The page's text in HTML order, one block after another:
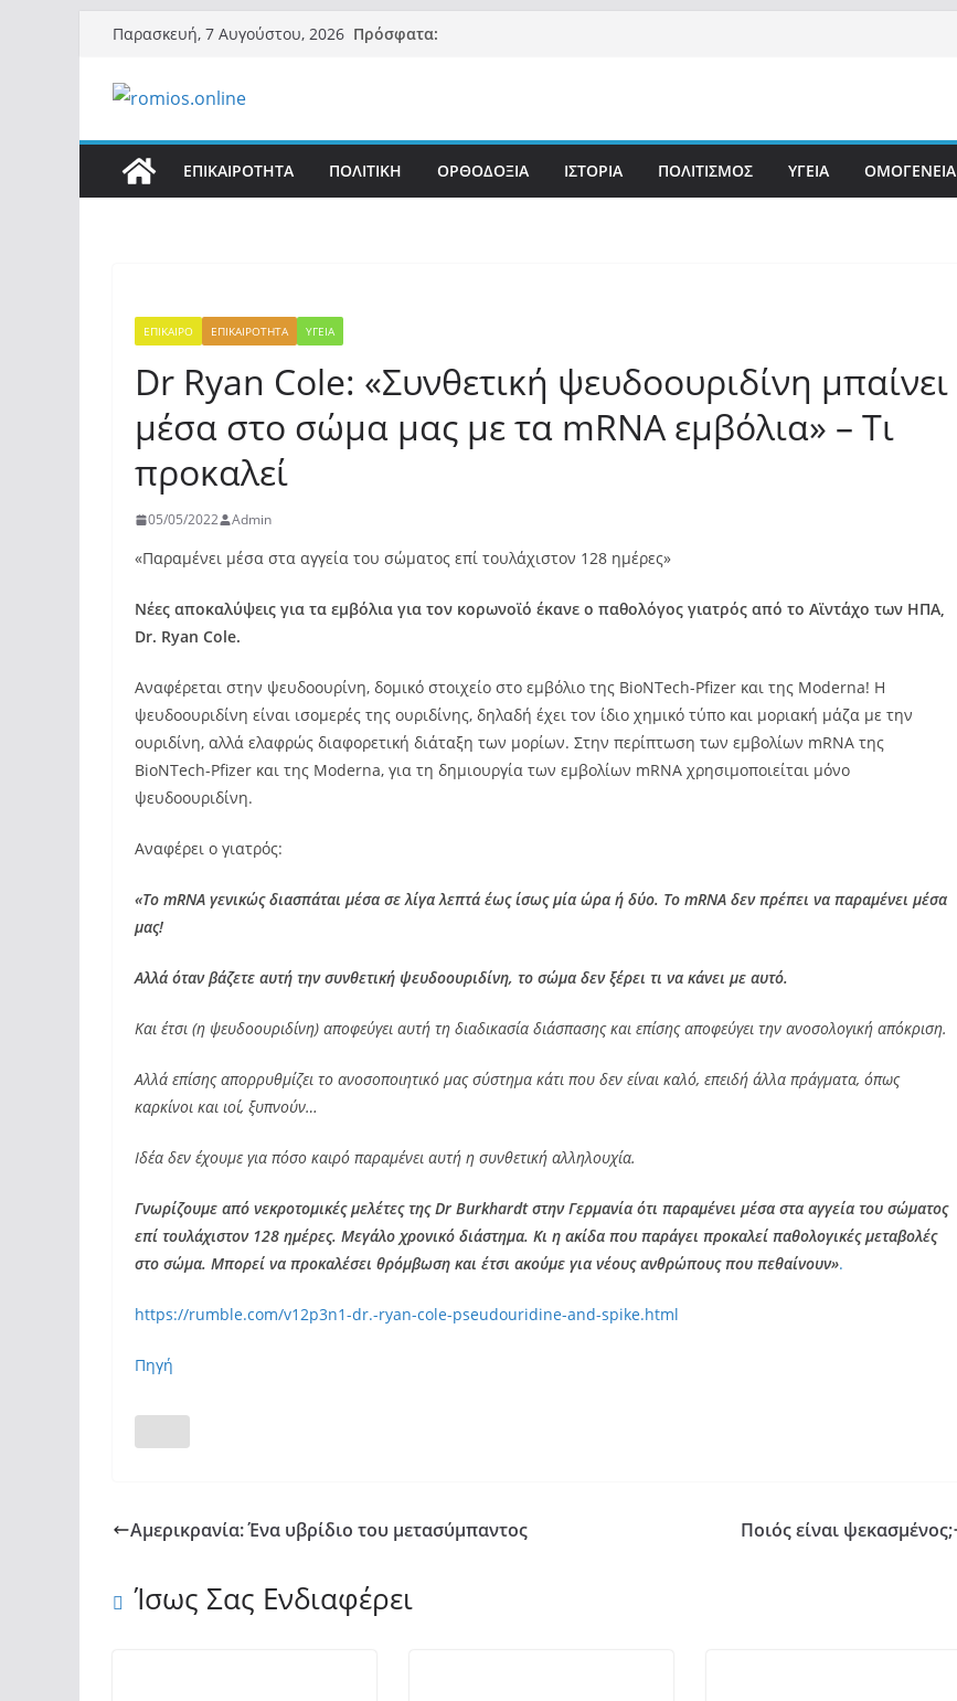
Μετάβαση
περιεχόμενο
Παρασκευή, 7 Αυγούστου, 2026 Πρόσφατα:
ΕΠΙΚΑΙΡΟΤΗΤΑ ΠΟΛΙΤΙΚΗ ΟΡΘΟΔΟΞΙΑ ΙΣΤΟΡΙΑ ΠΟΛΙΤΙΣΜΟΣ ΥΓΕΙΑ ΟΜΟΓΕΝΕΙΑ
ΕΠΙΚΑΙΡΟ ΕΠΙΚΑΙΡΟΤΗΤΑ ΥΓΕΙΑ
Dr Ryan Cole: «Συνθετική ψευδοουριδίνη μπαίνει
μέσα στο σώμα μας με τα mRNA εμβόλια» – Τι
προκαλεί
05/05/2022 Admin
«Παραμένει μέσα στα αγγεία του σώματος επί τουλάχιστον 128 ημέρες»
Νέες αποκαλύψεις για τα εμβόλια για τον κορωνοϊό έκανε ο παθολόγος γιατρός από το Αϊντάχο των ΗΠΑ,
Dr. Ryan Cole.
Αναφέρεται στην ψευδοουρίνη, δομικό στοιχείο στο εμβόλιο της BioNTech-Pfizer και της Moderna! Η
ψευδοουριδίνη είναι ισομερές της ουριδίνης, δηλαδή έχει τον ίδιο χημικό τύπο και μοριακή μάζα με την
ουριδίνη, αλλά ελαφρώς διαφορετική διάταξη των μορίων. Στην περίπτωση των εμβολίων mRNA της
BioNTech-Pfizer και της Moderna, για τη δημιουργία των εμβολίων mRNA χρησιμοποιείται μόνο
ψευδοουριδίνη.
Αναφέρει ο γιατρός:
«Το mRNA γενικώς διασπάται μέσα σε λίγα λεπτά έως ίσως μία ώρα ή δύο. Το mRNA δεν πρέπει να παραμένει μέσα
μας!
Αλλά όταν βάζετε αυτή την συνθετική ψευδοουριδίνη, το σώμα δεν ξέρει τι να κάνει με αυτό.
Και έτσι (η ψευδοουριδίνη) αποφεύγει αυτή τη διαδικασία διάσπασης και επίσης αποφεύγει την ανοσολογική απόκριση.
Αλλά επίσης απορρυθμίζει το ανοσοποιητικό μας σύστημα κάτι που δεν είναι καλό, επειδή άλλα πράγματα, όπως
καρκίνοι και ιοί, ξυπνούν…
Ιδέα δεν έχουμε για πόσο καιρό παραμένει αυτή η συνθετική αλληλουχία.
Γνωρίζουμε από νεκροτομικές μελέτες της Dr Burkhardt στην Γερμανία ότι παραμένει μέσα στα αγγεία του σώματος
επί τουλάχιστον 128 ημέρες. Μεγάλο χρονικό διάστημα. Κι η ακίδα που παράγει προκαλεί παθολογικές μεταβολές
στο σώμα. Μπορεί να προκαλέσει θρόμβωση και έτσι ακούμε για νέους ανθρώπους που πεθαίνουν».
https://rumble.com/v12p3n1-dr.-ryan-cole-pseudouridine-and-spike.html
Πηγή
Αμερικρανία: Ένα υβρίδιο του μετασύμπαντος Ποιός είναι ψεκασμένος;
Ίσως Σας Ενδιαφέρει